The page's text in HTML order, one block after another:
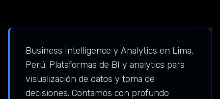
Business Intelligence y Analytics en Lima,
Perú. Plataformas de BI y analytics para
visualización de datos y toma de
decisiones. Contamos con profundo